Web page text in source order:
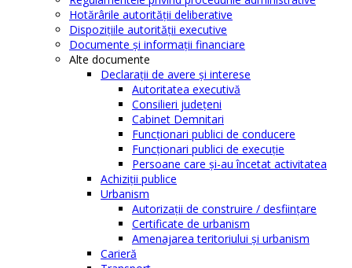
Hotărârile autorităţii deliberative
Dispoziţiile autorităţii executive
Documente şi informaţii financiare
Alte documente
Declaraţii de avere şi interese
Autoritatea executivă
Consilieri judeţeni
Cabinet Demnitari
Funcţionari publici de conducere
Funcționari publici de execuție
Persoane care şi-au încetat activitatea
Achiziţii publice
Urbanism
Autorizații de construire / desființare
Certificate de urbanism
Amenajarea teritoriului şi urbanism
Carieră